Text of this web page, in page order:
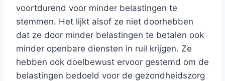
voortdurend voor minder belastingen te
stemmen. Het lijkt alsof ze niet doorhebben
dat ze door minder belastingen te betalen ook
minder openbare diensten in ruil krijgen. Ze
hebben ook doelbewust ervoor gestemd om de
belastingen bedoeld voor de gezondheidszorg